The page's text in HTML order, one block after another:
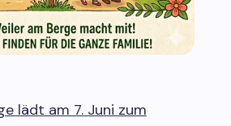
lädt am 7. Juni zum